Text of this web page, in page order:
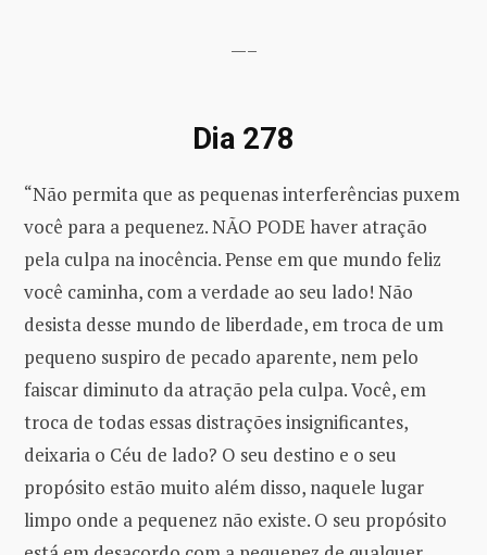
—–
Dia 278
“Não permita que as pequenas interferências puxem
você para a pequenez. NÃO PODE haver atração
pela culpa na inocência. Pense em que mundo feliz
você caminha, com a verdade ao seu lado! Não
desista desse mundo de liberdade, em troca de um
pequeno suspiro de pecado aparente, nem pelo
faiscar diminuto da atração pela culpa. Você, em
troca de todas essas distrações insignificantes,
deixaria o Céu de lado? O seu destino e o seu
propósito estão muito além disso, naquele lugar
limpo onde a pequenez não existe. O seu propósito